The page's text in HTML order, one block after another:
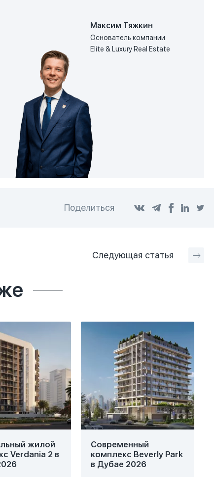
Максим Тяжкин
Основатель компании
Elite & Luxury Real Estate
Поделиться
Следующая статья
жилой
Verdania 2 в
Современный
комплекс Beverly Park
в Дубае 2026